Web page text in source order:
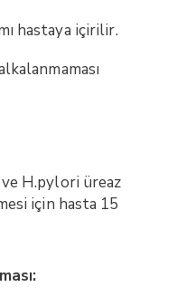
hastaya içirilir.
H.pylori üreaz
için hasta 15